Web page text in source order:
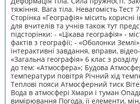
тяжіння. Вага тіла. Невагомість Тест
Сторінка «Географія» місить корисні
для вчителів та учнів також тут
підсторінки: - «Цікава географія» -
фактів з географії; - «Оболонки
інтерактивні завдання, вправи,
«Загальна географія» 6 клас з
до тем: «Атмосфера»; Будова
температури повітря Річний хід
Теплові пояси Атмосферний тиск
Вода в атмосфері Хмари і туман
вимірювання Погода, її елементи,